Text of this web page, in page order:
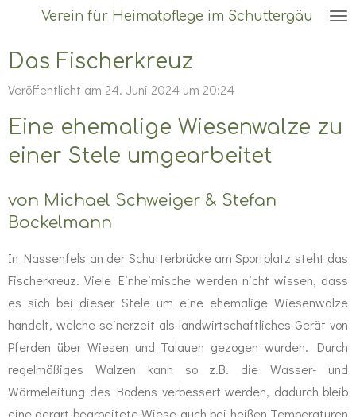
springen
Verein für Heimatpflege im Schuttergäu
Das Fischerkreuz
Veröffentlicht am 24. Juni 2024 um 20:24
Eine ehemalige Wiesenwalze zu
einer Stele umgearbeitet
von Michael Schweiger & Stefan
Bockelmann
In Nassenfels an der Schutterbrücke am Sportplatz steht das
Fischerkreuz. Viele Einheimische werden nicht wissen, dass
es sich bei dieser Stele um eine ehemalige Wiesenwalze
handelt, welche seinerzeit als landwirtschaftliches Gerät von
Pferden über Wiesen und Talauen gezogen wurden. Durch
regelmäßiges Walzen kann so z.B. die Wasser- und
Wärmeleitung des Bodens verbessert werden, dadurch bleib
eine derart bearbeitete Wiese auch bei heißen Temperaturen